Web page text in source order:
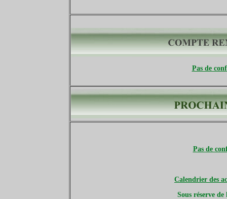
Pas de
Pas de
Calendrier des
Sous réserve